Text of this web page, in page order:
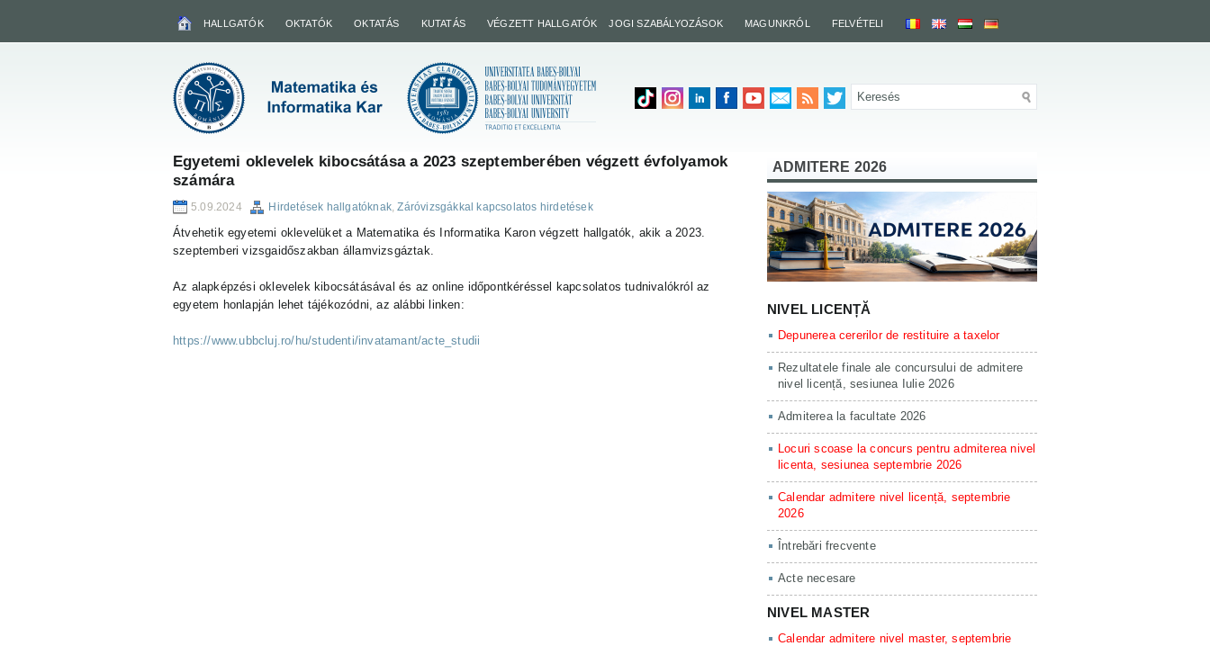
HALLGATÓK OKTATÓK OKTATÁS KUTATÁS VÉGZETT HALLGATÓK JOGI SZABÁLYOZÁSOK MAGUNKRÓL FELVÉTELI
Egyetemi oklevelek kibocsátása a 2023 szeptemberében végzett évfolyamok
számára
5.09.2024 Hirdetések hallgatóknak,Záróvizsgákkal kapcsolatos hirdetések
Átvehetik egyetemi oklevelüket a Matematika és Informatika Karon végzett hallgatók, akik a 2023.
szeptemberi vizsgaidőszakban államvizsgáztak.
Az alapképzési oklevelek kibocsátásával és az online időpontkéréssel kapcsolatos tudnivalókról az
egyetem honlapján lehet tájékozódni, az alábbi linken:
https://www.ubbcluj.ro/hu/studenti/invatamant/acte_studii
ADMITERE 2026
NIVEL LICENȚĂ
Depunerea cererilor de restituire a taxelor
Rezultatele finale ale concursului de admitere
nivel licență, sesiunea Iulie 2026
Admiterea la facultate 2026
Locuri scoase la concurs pentru admiterea nivel
licenta, sesiunea septembrie 2026
Calendar admitere nivel licență, septembrie
2026
Întrebări frecvente
Acte necesare
NIVEL MASTER
Calendar admitere nivel master, septembrie